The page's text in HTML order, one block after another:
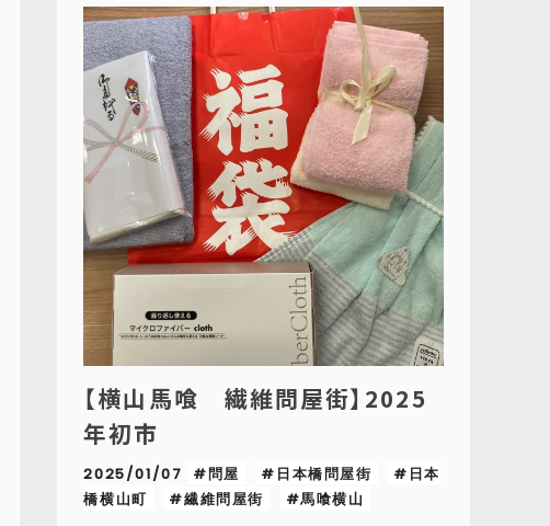
【横山馬喰 繊維問屋街】2025
年初市
2025/01/07 #問屋 #日本橋問屋街
#日本
橋横山町
#繊維問屋街 #馬喰横山